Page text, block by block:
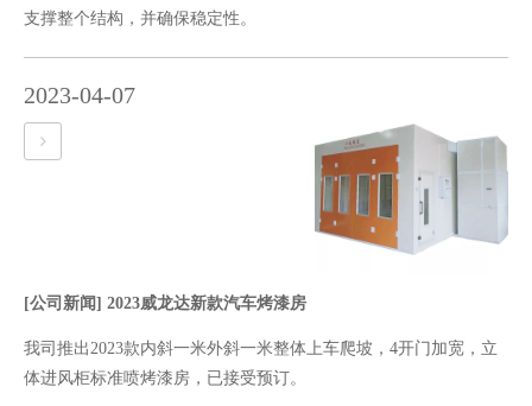
支撑整个结构，并确保稳定性。‌
2023-04-07
[公司新闻] 2023威龙达新款汽车烤漆房
我司推出2023款内斜一米外斜一米整体上车爬坡，4开门加宽，立
体进风柜标准喷烤漆房，已接受预订。